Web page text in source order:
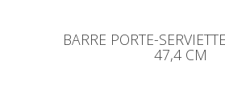
BARRE PORTE-
47,4 CM